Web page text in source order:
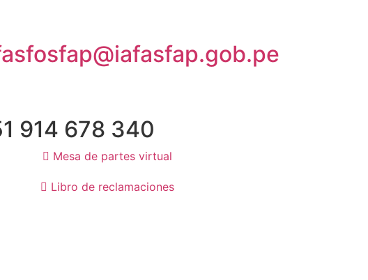
914 678 340
Mesa de partes virtual
Libro de reclamaciones